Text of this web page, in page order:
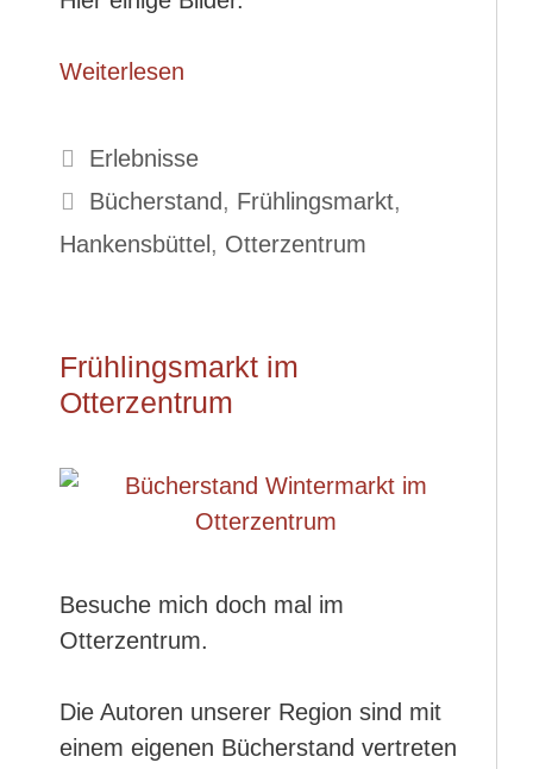
Weiterlesen
Kategorien
Erlebnisse
Schlagwörter
Bücherstand , Frühlingsmarkt,
Hankensbüttel , Otterzentrum
Frühlingsmarkt im
Otterzentrum
Besuche mich doch mal im
Otterzentrum.
Die Autoren unserer Region sind mit
einem eigenen Bücherstand vertreten